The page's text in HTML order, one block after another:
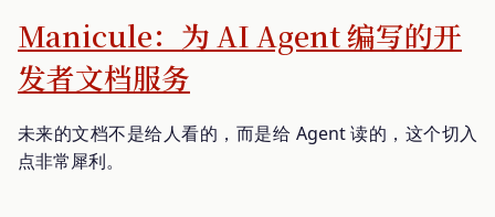
Manicule：为 AI Agent 编写的开
发者文档服务
未来的文档不是给人看的，而是给 Agent 读的，这个切入
点非常犀利。